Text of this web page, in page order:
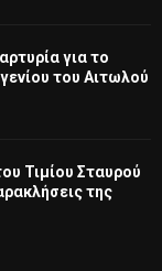
για το
του Αιτωλού
Τιμίου Σταυρού
της